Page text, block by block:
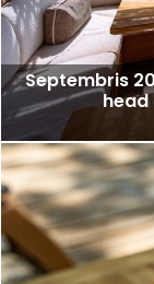
Septembris
head